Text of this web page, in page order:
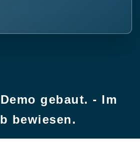
gebaut. - Im
bewiesen.